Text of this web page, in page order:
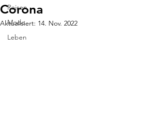
Reisen
Mode
Leben
Corona
Aktualisiert: 14. Nov. 2022